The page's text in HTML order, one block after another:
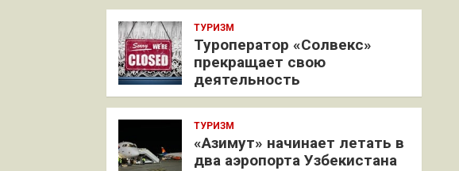
ТУРИЗМ
Туроператор «Солвекс»
прекращает свою
деятельность
ТУРИЗМ
«Азимут» начинает летать в
два аэропорта Узбекистана